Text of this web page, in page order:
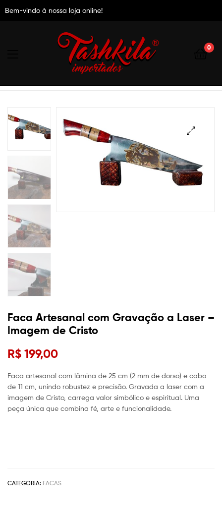
Bem-vindo à nossa loja online!
Tashkila
0
Faca Artesanal com Gravação a Laser –
Imagem de Cristo
R$ 199,00
Faca artesanal com lâmina de 25 cm (2 mm de dorso) e cabo
de 11 cm, unindo robustez e precisão. Gravada a laser com a
imagem de Cristo, carrega valor simbólico e espiritual. Uma
peça única que combina fé, arte e funcionalidade.
CATEGORIA: FACAS